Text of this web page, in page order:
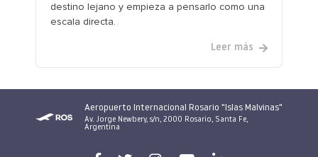
destino lejano y empieza a pensarlo como una
escala directa.
Leer más
Aeropuerto Internacional Rosario "Islas Malvinas"
Av. Jorge Newbery, s/n, 2000 Rosario, Santa Fe,
Argentina